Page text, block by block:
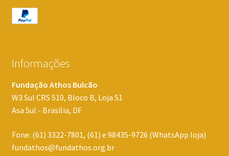
Informações
Fundação Athos Bulcão
W3 Sul CRS 510, Bloco B, Loja 51
Asa Sul - Brasília, DF
Fone: (61) 3322-7801, (61) e 98435-9726 (WhatsApp loja)
fundathos@fundathos.org.br